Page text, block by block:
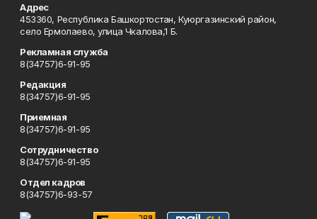
Адрес
453360, Республика Башкортостан, Куюргазинский район,
село Ермолаево, улица Чкалова,1 Б.
Рекламная служба
8(34757)6-91-95
Редакция
8(34757)6-91-95
Приемная
8(34757)6-91-95
Сотрудничество
8(34757)6-91-95
Отдел кадров
8(34757)6-93-57